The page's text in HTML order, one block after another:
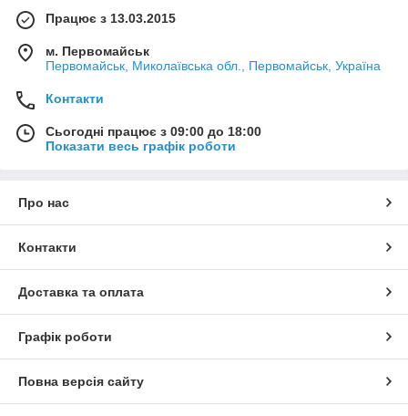
Працює з 13.03.2015
м. Первомайськ
Первомайськ, Миколаївська обл., Первомайськ, Україна
Контакти
Сьогодні працює з 09:00 до 18:00
Показати весь графік роботи
Про нас
Контакти
Доставка та оплата
Графік роботи
Повна версія сайту